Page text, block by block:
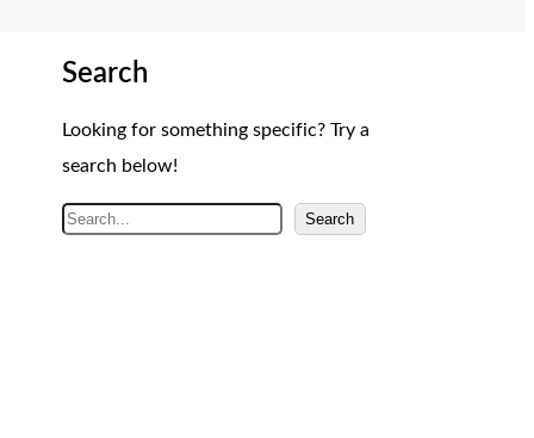
Search
Looking for something specific? Try a
search below!
A
Search